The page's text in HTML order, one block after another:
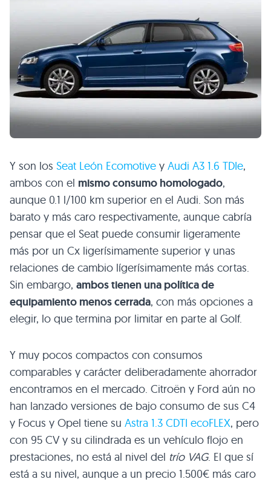
Y son los Seat León Ecomotive y Audi A3 1.6 TDIe,
ambos con el mismo consumo homologado,
aunque 0.1 l/100 km superior en el Audi. Son más
barato y más caro respectivamente, aunque cabría
pensar que el Seat puede consumir ligeramente
más por un Cx ligerísimamente superior y unas
relaciones de cambio lígerísimamente más cortas.
Sin embargo, ambos tienen una política de
equipamiento menos cerrada, con más opciones a
elegir, lo que termina por limitar en parte al Golf.
Y muy pocos compactos con consumos
comparables y carácter deliberadamente ahorrador
encontramos en el mercado. Citroën y Ford aún no
han lanzado versiones de bajo consumo de sus C4
y Focus y Opel tiene su Astra 1.3 CDTI ecoFLEX, pero
con 95 CV y su cilindrada es un vehículo flojo en
prestaciones, no está al nivel del trío VAG. El que sí
está a su nivel, aunque a un precio 1.500€ más caro